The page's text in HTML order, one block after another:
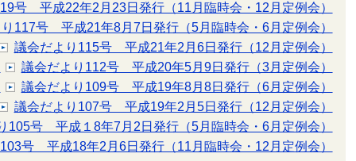
号 平成22年2月23日発行（11月臨時会・12月定例会）
117号 平成21年8月7日発行（5月臨時会・6月定例会）
議会だより115号 平成21年2月6日発行（12月定例会）
議会だより112号 平成20年5月9日発行（3月定例会）
議会だより109号 平成19年8月8日発行（6月定例会）
議会だより107号 平成19年2月5日発行（12月定例会）
105号 平成１8年7月2日発行（5月臨時会・6月定例会）
号 平成18年2月6日発行（11月臨時会・12月定例会）